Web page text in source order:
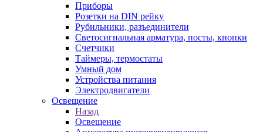
Приборы
Розетки на DIN рейку
Рубильники, разъединители
Светосигнальная арматура, посты, кнопки
Счетчики
Таймеры, термостаты
Умный дом
Устройства питания
Электродвигатели
Освещение
Назад
Освещение